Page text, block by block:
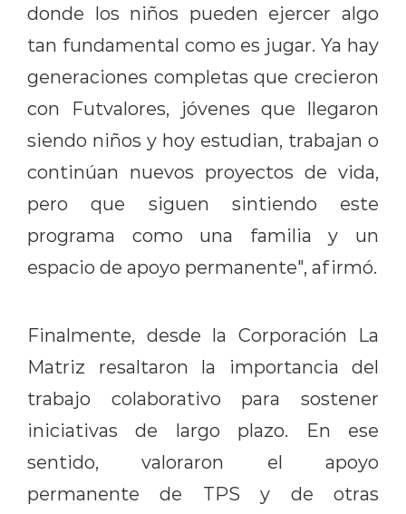
donde los niños pueden ejercer algo
tan fundamental como es jugar. Ya hay
generaciones completas que crecieron
con Futvalores, jóvenes que llegaron
siendo niños y hoy estudian, trabajan o
continúan nuevos proyectos de vida,
pero que siguen sintiendo este
programa como una familia y un
espacio de apoyo permanente", afirmó.
Finalmente, desde la Corporación La
Matriz resaltaron la importancia del
trabajo colaborativo para sostener
iniciativas de largo plazo. En ese
sentido, valoraron el apoyo
permanente de TPS y de otras